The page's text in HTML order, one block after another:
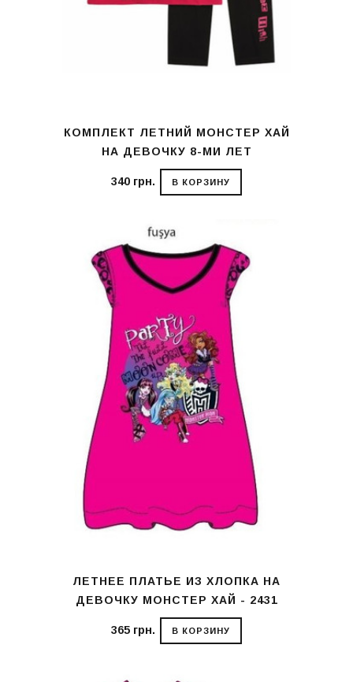
КОМПЛЕКТ ЛЕТНИЙ МОНСТЕР ХАЙ
НА ДЕВОЧКУ 8-МИ ЛЕТ
340 грн. В КОРЗИНУ
ЛЕТНЕЕ ПЛАТЬЕ ИЗ ХЛОПКА НА
ДЕВОЧКУ МОНСТЕР ХАЙ - 2431
365 грн. В КОРЗИНУ